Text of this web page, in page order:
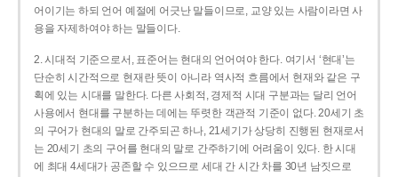
어이기는 하되 언어 예절에 어긋난 말들이므로, 교양 있는 사람이라면 사
용을 자제하여야 하는 말들이다.
2. 시대적 기준으로서, 표준어는 현대의 언어여야 한다. 여기서 ‘현대’는
단순히 시간적으로 현재란 뜻이 아니라 역사적 흐름에서 현재와 같은 구
획에 있는 시대를 말한다. 다른 사회적, 경제적 시대 구분과는 달리 언어
사용에서 현대를 구분하는 데에는 뚜렷한 객관적 기준이 없다. 20세기 초
의 구어가 현대의 말로 간주되곤 하나, 21세기가 상당히 진행된 현재로서
는 20세기 초의 구어를 현대의 말로 간주하기에 어려움이 있다. 한 시대
에 최대 4세대가 공존할 수 있으므로 세대 간 시간 차를 30년 남짓으로